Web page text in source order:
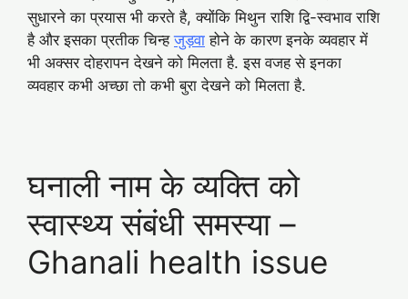
सुधारने का प्रयास भी करते है, क्योंकि मिथुन राशि द्वि-स्वभाव राशि
है और इसका प्रतीक चिन्हजुड़वा होने के कारण इनके व्यवहार में
भी अक्सर दोहरापन देखने को मिलता है. इस वजह से इनका
व्यवहार कभी अच्छा तो कभी बुरा देखने को मिलता है.
घनाली नाम के व्यक्ति को
स्वास्थ्य संबंधी समस्या –
Ghanali health issue